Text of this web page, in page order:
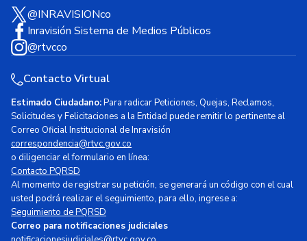
@INRAVISIONco
Inravisión Sistema de Medios Públicos
@rtvcco
Contacto Virtual
Estimado Ciudadano:Para radicar Peticiones, Quejas, Reclamos,
Solicitudes y Felicitaciones a la Entidad puede remitir lo pertinente al
Correo Oficial Institucional de Inravisión
correspondencia@rtvc.gov.co
o diligenciar el formulario en línea:
Contacto PQRSD
Al momento de registrar su petición, se generará un código con el cual
usted podrá realizar el seguimiento, para ello, ingrese a:
Seguimiento de PQRSD
Correo para notificaciones judiciales